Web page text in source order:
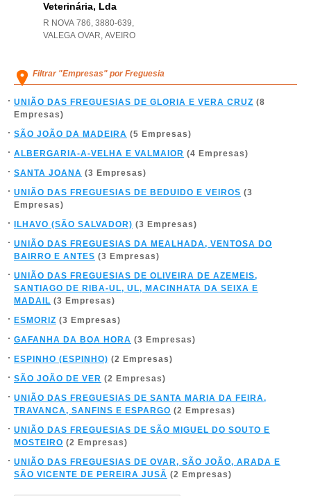
Veterinária, Lda
R NOVA 786, 3880-639,
VALEGA OVAR, AVEIRO
Filtrar "Empresas" por Freguesia
UNIÃO DAS FREGUESIAS DE GLORIA E VERA CRUZ (8
Empresas)
SÃO JOÃO DA MADEIRA (5 Empresas)
ALBERGARIA-A-VELHA E VALMAIOR (4 Empresas)
SANTA JOANA (3 Empresas)
UNIÃO DAS FREGUESIAS DE BEDUIDO E VEIROS (3
Empresas)
ILHAVO (SÃO SALVADOR) (3 Empresas)
UNIÃO DAS FREGUESIAS DA MEALHADA, VENTOSA DO
BAIRRO E ANTES (3 Empresas)
UNIÃO DAS FREGUESIAS DE OLIVEIRA DE AZEMEIS,
SANTIAGO DE RIBA-UL, UL, MACINHATA DA SEIXA E
MADAIL (3 Empresas)
ESMORIZ (3 Empresas)
GAFANHA DA BOA HORA (3 Empresas)
ESPINHO (ESPINHO) (2 Empresas)
SÃO JOÃO DE VER (2 Empresas)
UNIÃO DAS FREGUESIAS DE SANTA MARIA DA FEIRA,
TRAVANCA, SANFINS E ESPARGO (2 Empresas)
UNIÃO DAS FREGUESIAS DE SÃO MIGUEL DO SOUTO E
MOSTEIRO (2 Empresas)
UNIÃO DAS FREGUESIAS DE OVAR, SÃO JOÃO, ARADA E
SÃO VICENTE DE PEREIRA JUSÃ (2 Empresas)